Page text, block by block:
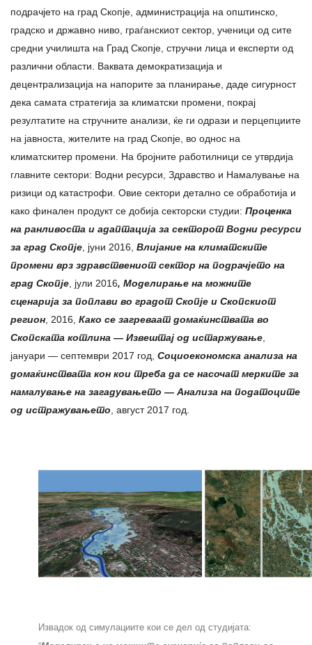
подрачјето на град Скопје, администрација на општинско,
градско и државно ниво, граѓанскиот сектор, ученици од сите
средни училишта на Град Скопје, стручни лица и експерти од
различни области. Ваквата демократизација и
децентрализација на напорите за планирање, даде сигурност
дека самата стратегија за климатски промени, покрај
резултатите на стручните анализи, ќе ги одрази и перцепциите
на јавноста, жителите на град Скопје, во однос на
климатскитер промени. На бројните работилници се утврдија
главните сектори: Водни ресурси, Здравство и Намалување на
ризици од катастрофи. Овие сектори детално се обработија и
како финален продукт се добија секторски студии: Проценка
на ранливоста и адаптација за секторот Водни ресурси
за град Скопје , јуни 2016, Влијание на климатските
промени врз здравствениот сектор на подрачјето на
град Скопје , јули 2016, Моделирање на можните
сценарија за поплави во градот Скопје и Скопскиот
регион , 2016, Како се загреваат домаќинствата во
Скопската котлина — Извештај од истаржување
јануари — септември 2017 год, Социоекономска анализа на
домаќинствата кон кои треба да се насочат мерките за
намалување на загадувањето — Анализа на податоците
од истражувањето , август 2017 год.
Извадок од симулациите кои се дел од студијата: